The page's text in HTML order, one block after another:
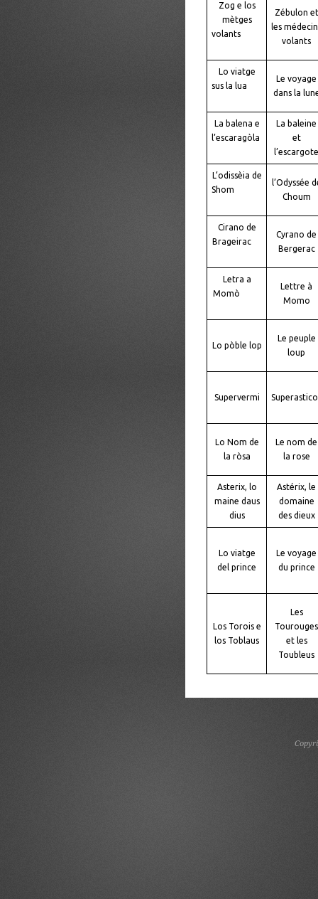
Zog e los
mètges
volants
Zébulon et
les
volants
Lo viatge
sus la lua
Le voyage
dans la
La balena e
l’escaragòla
La baleine
et
l’escargote
L’odissèia de
Shom
l’Odyssée
Choum
Cirano de
Brageirac
Cyrano de
Bergerac
Letra a
Momò
Lettre à
Momo
Lo pòble lop
Le peuple
loup
Supervermi
Lo Nom de
la ròsa
Le nom de
la rose
Asterix, lo
maine daus
dius
Astérix, le
domaine
des dieux
Lo viatge
del prince
Le voyage
du prince
Los Torois e
los Toblaus
Les
Tourouges
et les
Toubleus